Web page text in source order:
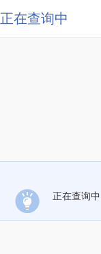
正在查询中
正在查询